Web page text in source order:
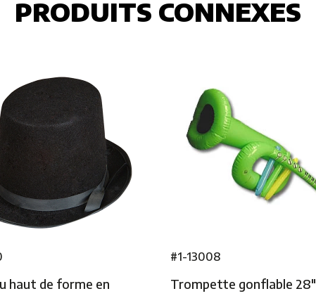
PRODUITS CONNEXES
haut de forme en
#1-13008
Trompette gonflable 28″